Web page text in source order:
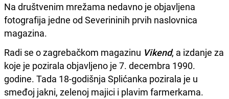
Na društvenim mrežama nedavno je objavljena
fotografija jedne od Severininih prvih naslovnica
magazina.
Radi se o zagrebačkom magazinu Vikend, a izdanje za
koje je pozirala objavljeno je 7. decembra 1990.
godine. Tada 18-godišnja Splićanka pozirala je u
smeđoj jakni, zelenoj majici i plavim farmerkama.